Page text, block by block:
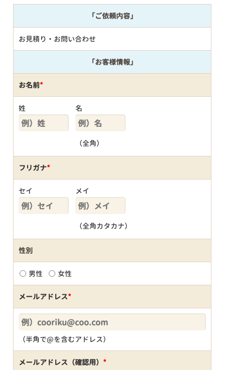
「ご依頼内容」
お見積り・お問い合わせ
「お客様情報」
お名前*
姓 名
（全角）
フリガナ*
セイ メイ
（全角カタカナ）
性別
男性 女性
メールアドレス*
（半角で@を含むアドレス）
メールアドレス（確認用） *